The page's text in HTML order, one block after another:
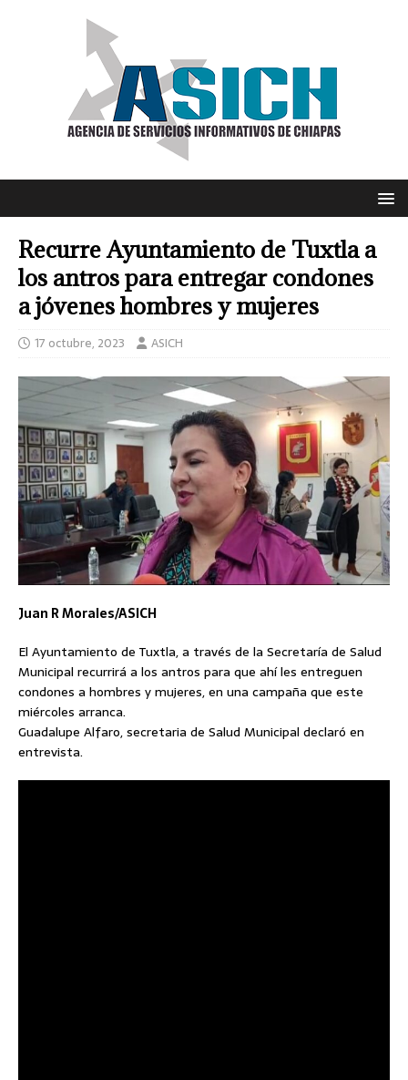
Recurre Ayuntamiento de Tuxtla a
los antros para entregar condones
a jóvenes hombres y mujeres
17 octubre, 2023 ASICH
Juan R Morales/ASICH
El Ayuntamiento de Tuxtla, a través de la Secretaría de Salud
Municipal recurrirá a los antros para que ahí les entreguen
condones a hombres y mujeres, en una campaña que este
miércoles arranca.
Guadalupe Alfaro, secretaria de Salud Municipal declaró en
entrevista.